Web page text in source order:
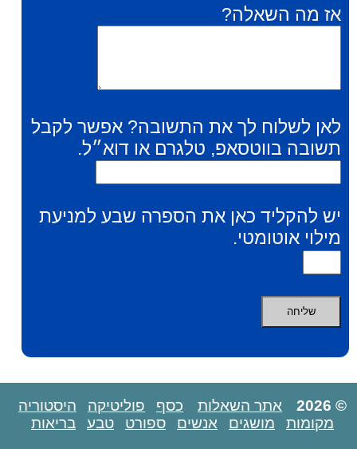
אז מה השאלה?
לאן לשלוח לך את התשובה? אפשר לקבל
תשובה בווטסאפ, טלגרם או דוא״ל.
יש להקליד כאן את הספרה שבע למניעת
מילוי אוטומטי.
© 2026 אתר השאלות כסף פוליטיקה
היסטוריה
מקומות
מושגים אנשים ספורט טבע בריאות